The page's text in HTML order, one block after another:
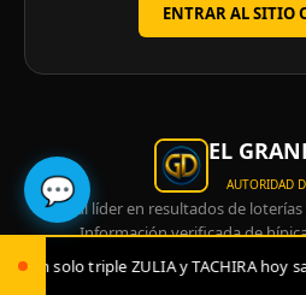
hoy sale: LOTERIA al 8621
ENTRAR AL SITIO
EL
AUTORIDAD
Portal líder en resultados de
Información verificada de
Resultados 100% en tiempo
💬